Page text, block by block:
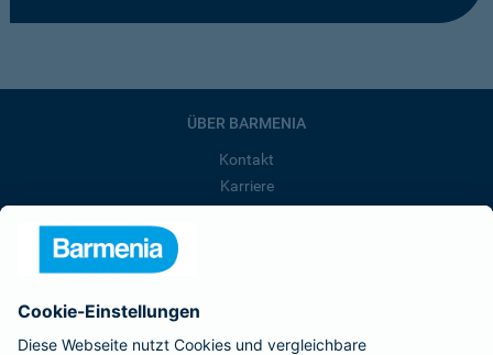
ÜBER BARMENIA
Kontakt
Karriere
Barmenia ist Teil der BarmeniaGothaer